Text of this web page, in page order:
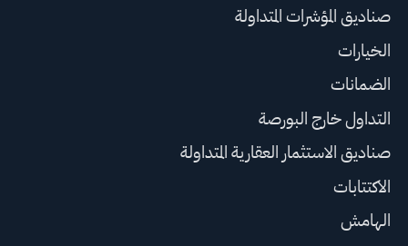
صناديق المؤشرات المتداولة
الخيارات
الضمانات
التداول خارج البورصة
صناديق الاستثمار العقارية المتداولة
الاكتتابات
الهامش